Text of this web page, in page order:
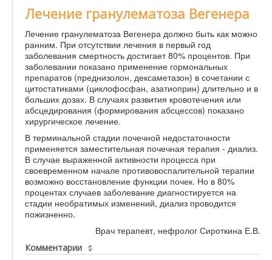
Лечение гранулематоза Вегенера
Лечение гранулематоза Вегенера должно быть как можно
ранним. При отсутствии лечения в первый год
заболевания смертность достигает 80% процентов. При
заболевании показано применение гормональных
препаратов (преднизолон, дексаметазон) в сочетании с
цитостатиками (циклофосфан, азатиоприн) длительно и в
больших дозах. В случаях развития кровотечения или
абсцедирования (формирования абсцессов) показано
хирургическое лечение.
В терминальной стадии почечной недостаточности
применяется заместительная почечная терапия - диализ.
В случае выраженной активности процесса при
своевременном начале противовоспалительной терапии
возможно восстановление функции почек. Но в 80%
процентах случаев заболевание диагностируется на
стадии необратимых изменений, диализ проводится
пожизненно.
Врач терапевт, нефролог Сироткина Е.В.
Комментарии